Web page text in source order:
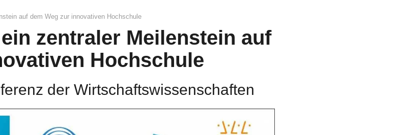
auf dem Weg zur innovativen Hochschule
zentraler Meilenstein auf
Hochschule
der Wirtschaftswissenschaften